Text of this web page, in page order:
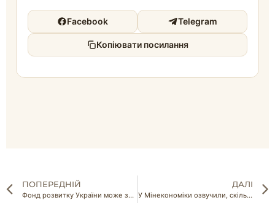
Facebook Telegram
Копіювати посилання
ПОПЕРЕДНІЙ
Фонд розвитку України може залучити до $7 млрд інвестицій у сільське господарство
ДАЛІ
У Мінекономіки озвучили, скільки земельних угідь вдасться повернути у використання за 10 років